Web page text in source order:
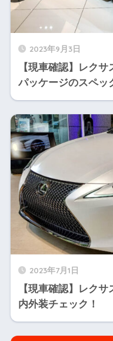
2023年9月3日
【現車確認】レク
パッケージのスペッ
2023年7月1日
【現車確認】レク
内外装チェック！